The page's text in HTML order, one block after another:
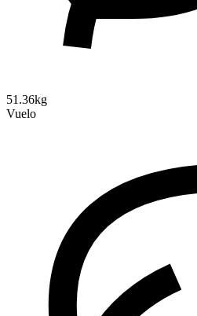
51.36kg
Vuelo